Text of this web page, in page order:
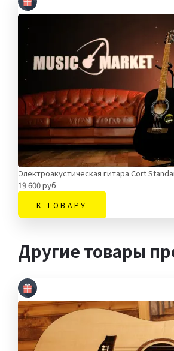
Электроакустическая гитара Cort
19 600 руб
К ТОВАРУ
Другие товары